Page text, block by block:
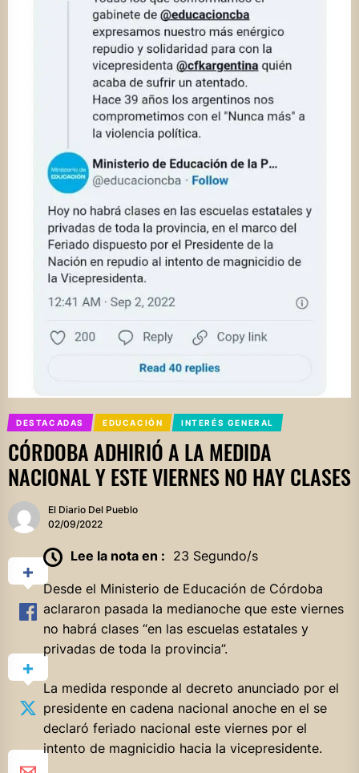
DESTACADAS EDUCACIÓN INTERÉS GENERAL
CÓRDOBA ADHIRIÓ A LA MEDIDA
NACIONAL Y ESTE VIERNES NO HAY CLASES
El Diario Del Pueblo
02/09/2022
Lee la nota en : 23 Segundo/s
Desde el Ministerio de Educación de Córdoba
aclararon pasada la medianoche que este viernes
no habrá clases “en las escuelas estatales y
privadas de toda la provincia”.
La medida responde al decreto anunciado por el
presidente en cadena nacional anoche en el se
declaró feriado nacional este viernes por el
intento de magnicidio hacia la vicepresidente.